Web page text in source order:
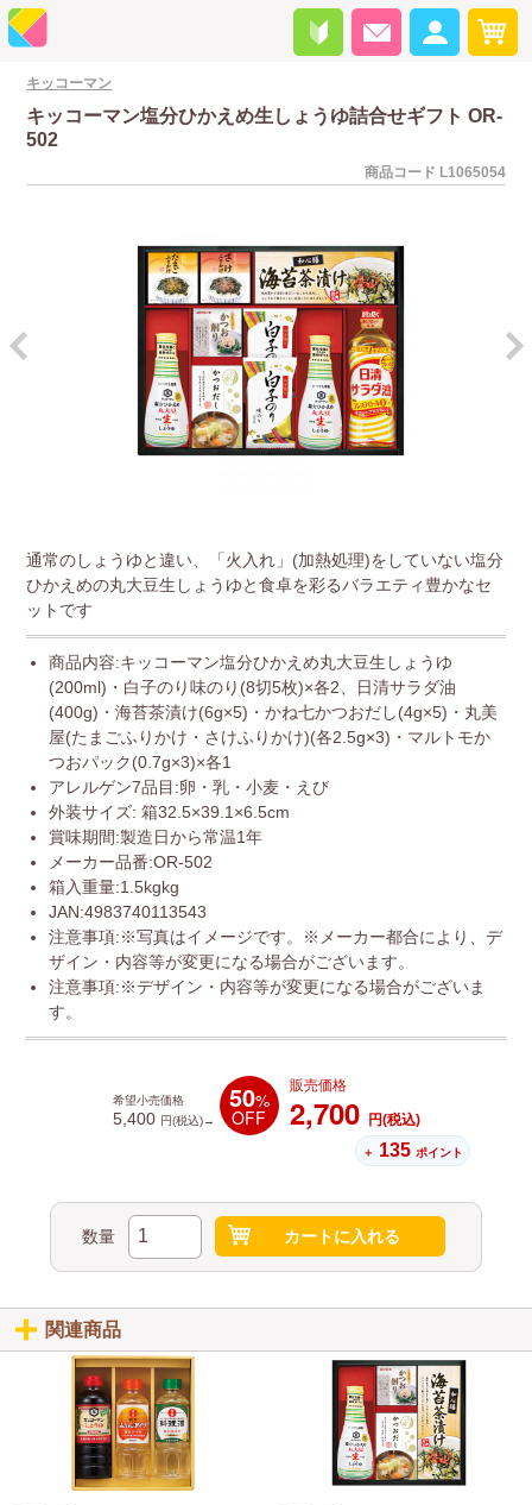
キッコーマン
キッコーマン塩分ひかえめ生しょうゆ詰合せギフト OR-
502
商品コード L1065054
通常のしょうゆと違い、「火入れ」(加熱処理)をしていない塩分
ひかえめの丸大豆生しょうゆと食卓を彩るバラエティ豊かなセ
ットです
商品内容:キッコーマン塩分ひかえめ丸大豆生しょうゆ
(200ml)・白子のり味のり(8切5枚)×各2、日清サラダ油
(400g)・海苔茶漬け(6g×5)・かね七かつおだし(4g×5)・丸美
屋(たまごふりかけ・さけふりかけ)(各2.5g×3)・マルトモか
つおパック(0.7g×3)×各1
アレルゲン7品目:卵・乳・小麦・えび
外装サイズ: 箱32.5×39.1×6.5cm
賞味期間:製造日から常温1年
メーカー品番:OR-502
箱入重量:1.5kgkg
JAN:4983740113543
注意事項:※写真はイメージです。※メーカー都合により、デ
ザイン・内容等が変更になる場合がございます。
注意事項:※デザイン・内容等が変更になる場合がございま
す。
希望小売価格
5,400 円(税込)→
50%
OFF
販売価格
2,700 円(税込)
＋ 135 ポイント
数量 カートに入れる
関連商品